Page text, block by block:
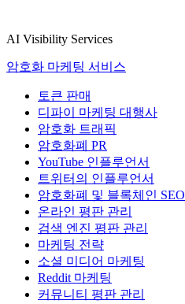
AI Visibility Services
암호화 마케팅 서비스
토큰 판매
디파이 마케팅 대행사
암호화 트래픽
암호화폐 PR
YouTube 인플루언서
트위터의 인플루언서
암호화폐 및 블록체인 SEO
온라인 평판 관리
검색 엔진 평판 관리
마케팅 전략
소셜 미디어 마케팅
Reddit 마케팅
커뮤니티 평판 관리